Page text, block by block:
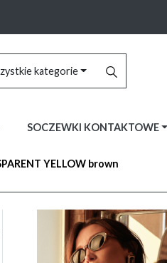
kategorie
SOCZEWKI KONTAKTOWE
YELLOW brown